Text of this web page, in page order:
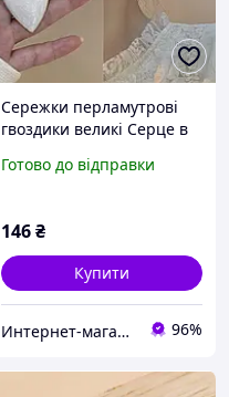
Сережки перламутрові
гвоздики великі Серце в
корейському стилі кпоп
Готово до відправки
146₴
Купити
Интернет-магазин "Korni" 96%